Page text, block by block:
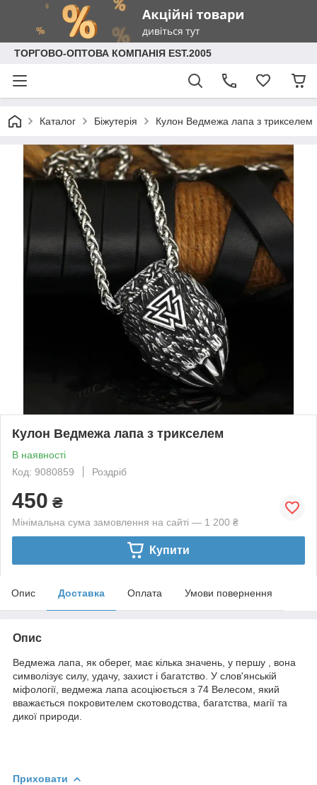
ТОРГОВО-ОПТОВА КОМПАНІЯ EST.2005
Каталог Біжутерія Кулон Ведмежа лапа з трикселем
Кулон Ведмежа лапа з трикселем
В наявності
Код: 9080859
Роздріб
450 ₴
Мінімальна сума замовлення на сайті — 1 200 ₴
Купити
Опис Доставка Оплата Умови повернення
Опис
Ведмежа лапа, як оберег, має кілька значень, у першу , вона
символізує силу, удачу, захист і багатство. У слов'янській
міфології, ведмежа лапа асоціюється з 74 Велесом, який
вважається покровителем скотоводства, багатства, магії та
дикої природи.
Приховати